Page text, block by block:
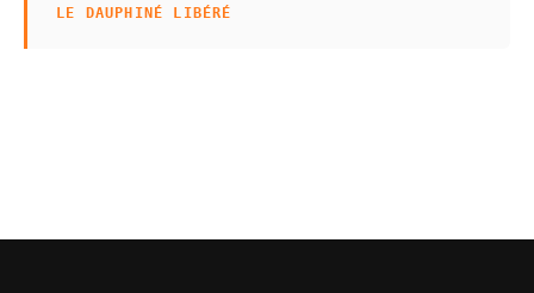
LE DAUPHINÉ LIBÉRÉ